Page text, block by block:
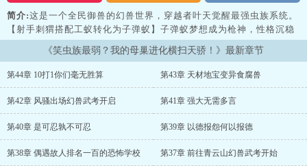
简介:这是一个全民御兽的幻兽世界，穿越者叶天觉醒最强虫族系统。
【射手刺猬搭配工蚁转化为子弹蚁】子弹蚁梦想成为枪神，性格沉稳
忠心耿耿【火爆兔搭配工蚁转化为自爆蚁】自爆蚁性格火爆将与敌人
同归于尽视为最高礼仪体型庞大精通格斗技法蕴含神级血脉的格斗大
师却是个欺软怕硬的家伙。吞天巨蟒，寒冰猎龙………叶天看着面板
这一天开始，被所有人嘲笑毫无培养价值的虫族成了绝对的禁忌
《笑虫族最弱？我的母巢进化横扫天骄！》最新章节
第44章 10打1你们毫无胜算 第43章 天材地宝变异食腐兽
第42章 风骚出场幻兽武考开启 第41章 强大无需多言
第40章 是可忍孰不可忍 第39章 以德报怨何以报德
第38章 偶遇故人排名一百的恐怖学校 第37章 前往青云山幻兽武考开始